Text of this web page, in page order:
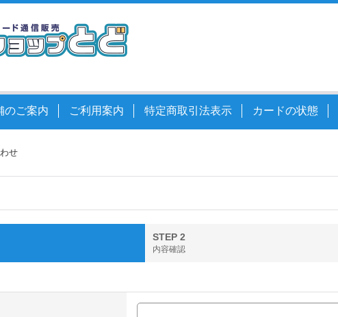
のご案内 ご利用案内 特定商取引法表示 カードの状態
せ
STEP 2
内容確認